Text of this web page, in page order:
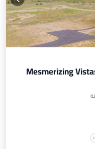
Mesmerizing